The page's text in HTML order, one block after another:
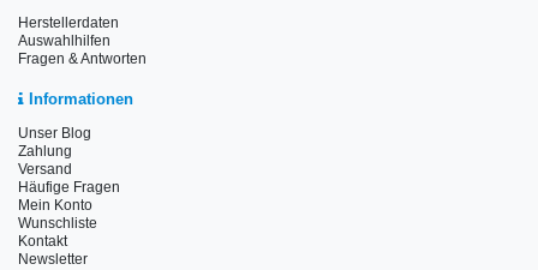
Herstellerdaten
Auswahlhilfen
Fragen & Antworten
Informationen
Unser Blog
Zahlung
Versand
Häufige Fragen
Mein Konto
Wunschliste
Kontakt
Newsletter